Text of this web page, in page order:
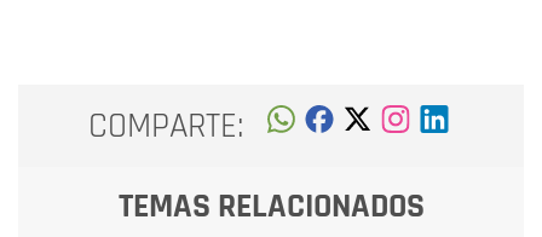
COMPARTE:
TEMAS RELACIONADOS